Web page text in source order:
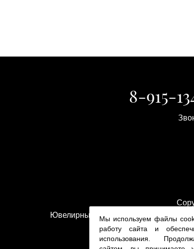
8-915-
Ювелирные изделия в ювелирном
Мы используем файлы
работу сайта и
использования.